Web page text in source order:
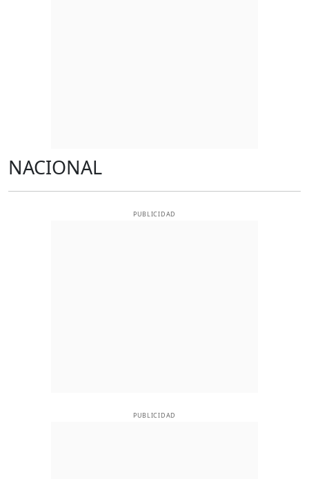
NACIONAL
PUBLICIDAD
PUBLICIDAD